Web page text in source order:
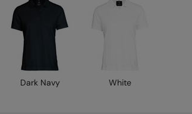
Dark Navy White